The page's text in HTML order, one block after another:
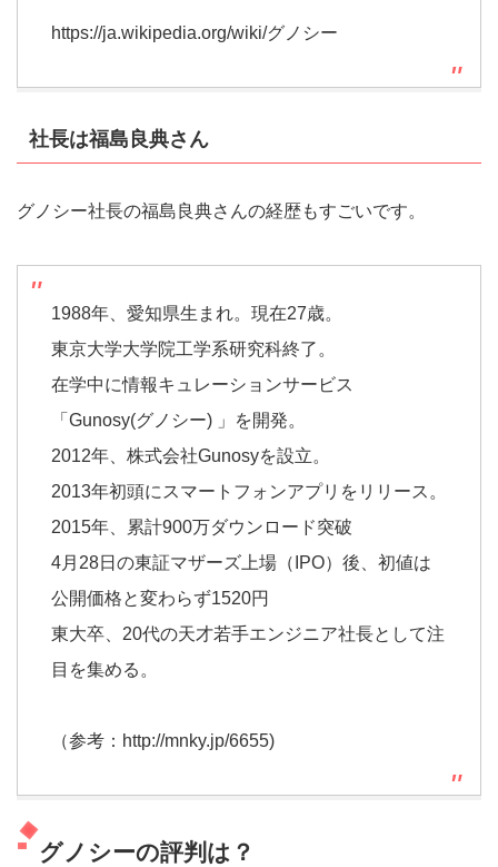
https://ja.wikipedia.org/wiki/グノシー
社長は福島良典さん
グノシー社長の福島良典さんの経歴もすごいです。
1988年、愛知県生まれ。現在27歳。
東京大学大学院工学系研究科終了。
在学中に情報キュレーションサービス
「Gunosy(グノシー) 」を開発。
2012年、株式会社Gunosyを設立。
2013年初頭にスマートフォンアプリをリリース。
2015年、累計900万ダウンロード突破
4月28日の東証マザーズ上場（IPO）後、初値は
公開価格と変わらず1520円
東大卒、20代の天才若手エンジニア社長として注
目を集める。
（参考：http://mnky.jp/6655)
グノシーの評判は？